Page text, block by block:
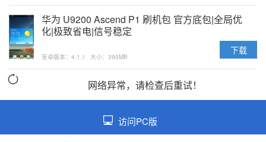
华为 U9200 Ascend P1 刷机包 官方底包|全局优
化|极致省电|信号稳定
安卓版本：4.1.1 大小：395MB
下载
网络异常，请检查后重试！
访问PC版